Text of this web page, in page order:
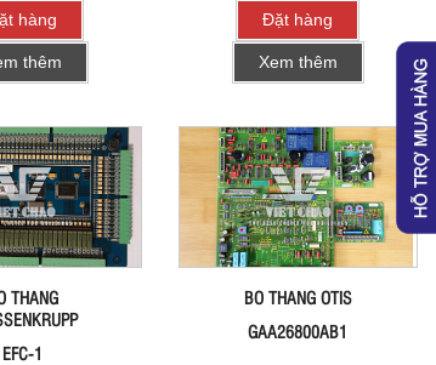
hàng
thêm
Đặt hàng
Xem thêm
THANG
EFC-1
BO THANG OTIS
GAA26800AB1